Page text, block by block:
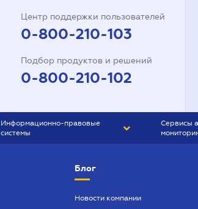
Центр поддержки пользователей
0-800-210-103
Подбор продуктов и решений
0-800-210-102
Информационно-правовые
системы
Сервисы
Блог
Новости компании